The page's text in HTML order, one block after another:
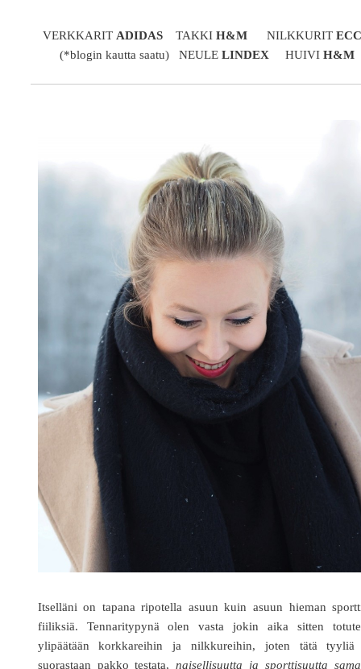
VERKKARIT ADIDAS TAKKIH&M NILKKURIT
(*blogin kautta saatu) NEULELINDEX HUIVIH&M
Itselläni on tapana ripotella asuun kuin asuun hieman
fiiliksiä. Tennaritypynä olen vasta jokin aika sitten
ylipäätään korkkareihin ja nilkkureihin, joten tätä
suorastaan pakko testata,naisellisuutta ja sporttisuutta